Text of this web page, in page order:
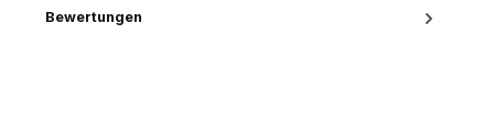
Bewertungen